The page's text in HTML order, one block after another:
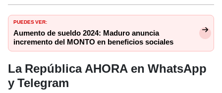
PUEDES VER:
Aumento de sueldo 2024: Maduro anuncia
incremento del MONTO en beneficios sociales
La República AHORA en WhatsApp
y Telegram